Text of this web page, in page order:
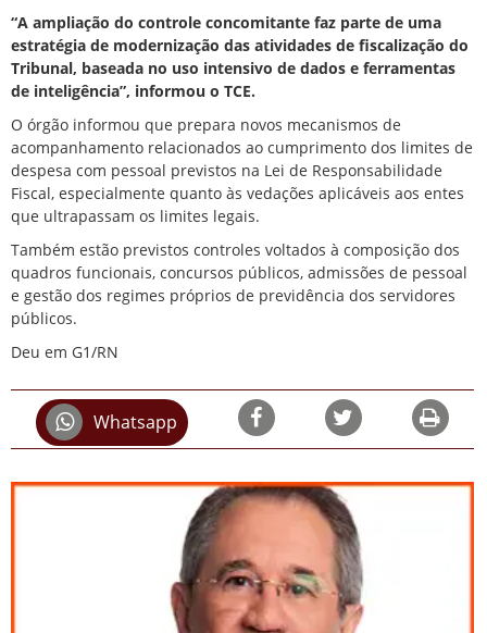
“A ampliação do controle concomitante faz parte de uma
estratégia de modernização das atividades de fiscalização do
Tribunal, baseada no uso intensivo de dados e ferramentas
de inteligência”, informou o TCE.
O órgão informou que prepara novos mecanismos de
acompanhamento relacionados ao cumprimento dos limites de
despesa com pessoal previstos na Lei de Responsabilidade
Fiscal, especialmente quanto às vedações aplicáveis aos entes
que ultrapassam os limites legais.
Também estão previstos controles voltados à composição dos
quadros funcionais, concursos públicos, admissões de pessoal
e gestão dos regimes próprios de previdência dos servidores
públicos.
Deu em G1/RN
Whatsapp